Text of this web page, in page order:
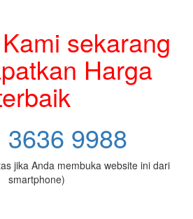
sekarang
Harga
3636 9988
jika Anda membuka website ini dari
smartphone)